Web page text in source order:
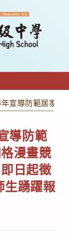
宣導防範居家
導防範
漫畫競
日起徵
生踴躍報